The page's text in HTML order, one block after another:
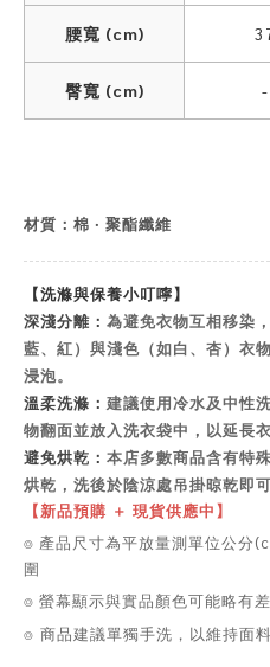
腰寬 (cm)
臀寬 (cm) -
材質：棉 ‧ 聚酯纖維
【洗滌與保養小叮嚀】
深淺分離： 為避免衣物互相移染
藍、紅）與淺色（如白、杏）衣
浸泡。
溫柔洗滌： 建議使用冷水及中性
物翻面並放入洗衣袋中，以延長衣
避免烘乾： 本店多數商品含有特
烘乾，洗後於陰涼處吊掛晾乾即可
【新品預購 ＋ 現貨供應中】
⌾ 產品尺寸為平放量測單位公分
圍
⌾ 螢幕顯示與實品顏色可能略有
⌾ 商品建議單獨手洗，以維持面